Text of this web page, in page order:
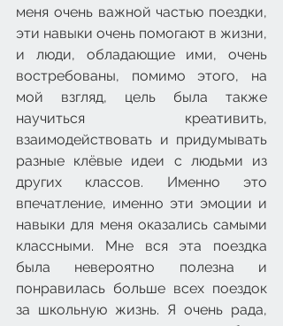
меня очень важной частью поездки,
эти навыки очень помогают в жизни,
и люди, обладающие ими, очень
востребованы, помимо этого, на
мой взгляд, цель была также
научиться креативить,
взаимодействовать и придумывать
разные клёвые идеи с людьми из
других классов. Именно это
впечатление, именно эти эмоции и
навыки для меня оказались самыми
классными. Мне вся эта поездка
была невероятно полезна и
понравилась больше всех поездок
за школьную жизнь. Я очень рада,